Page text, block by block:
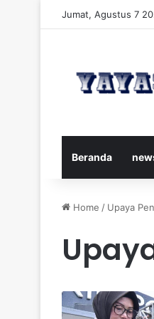
Jumat, Agustus 7
Beranda
Home / Upaya